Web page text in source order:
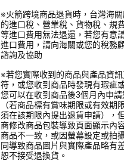
※火箭跨境商品退貨時，台灣海
的進口稅、營業稅、貨物稅、規
等進口費用無法退還，若您有意
進口費用，請向海關或您的稅務
諮詢及協助
※若您實際收到的商品與產品資
符，或您收到商品時發現有瑕疵
您可以在收到商品後3個月內申請
（若商品標有賞味期限或有效期
須在該期限內提出退貨申請），
商修改商品包裝導致頁面顯示內
商品不一致，或因螢幕設定或拍
同導致商品圖片與實際產品略有
恕不接受退換貨。